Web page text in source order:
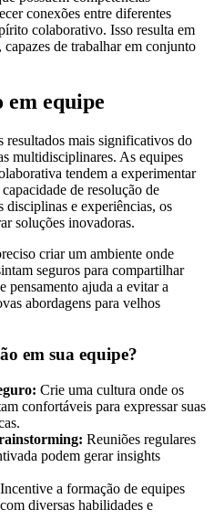
conexões entre diferentes
colaborativo. Isso resulta em
capazes de trabalhar em conjunto
em equipe
resultados mais significativos do
multidisciplinares. As equipes
tendem a experimentar
de resolução de
e experiências, os
soluções inovadoras.
criar um ambiente onde
seguros para compartilhar
pensamento ajuda a evitar a
abordagens para velhos
em sua equipe?
Crie uma cultura onde os
confortáveis para expressar suas
Reuniões regulares
podem gerar insights
Incentive a formação de equipes
diversas habilidades e